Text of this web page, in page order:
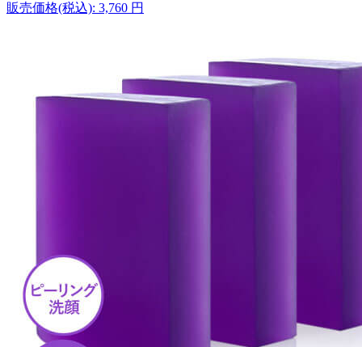
販売価格(税込): 3,760 円